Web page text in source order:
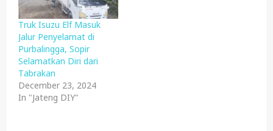
Truk Isuzu Elf Masuk
Jalur Penyelamat di
Purbalingga, Sopir
Selamatkan Diri dari
Tabrakan
December 23, 2024
In "Jateng DIY"